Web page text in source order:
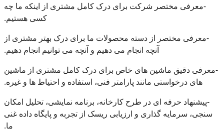
-معرفی مختصر شرکت برای درک کامل مشتری از اینکه ما چه
کسی هستیم.
-معرفی مختصر از دسته محصولات ما برای درک بهتر مشتری از
آنچه انجام می دهیم و آنچه می توانیم انجام دهیم.
-معرفی دقیق ماشین های خاص برای درک کامل مشتری از ماشین
های درخواستی مانند پارامتر فنی، استفاده و احتیاط ها و غیره.
-پیشنهاد حرفه ای در طرح کارخانه، برنامه نمایشی، تحلیل امکان
سنجی، سرمایه گذاری و ارزیابی ریسک از تجربه و پایگاه داده غنی
ما.